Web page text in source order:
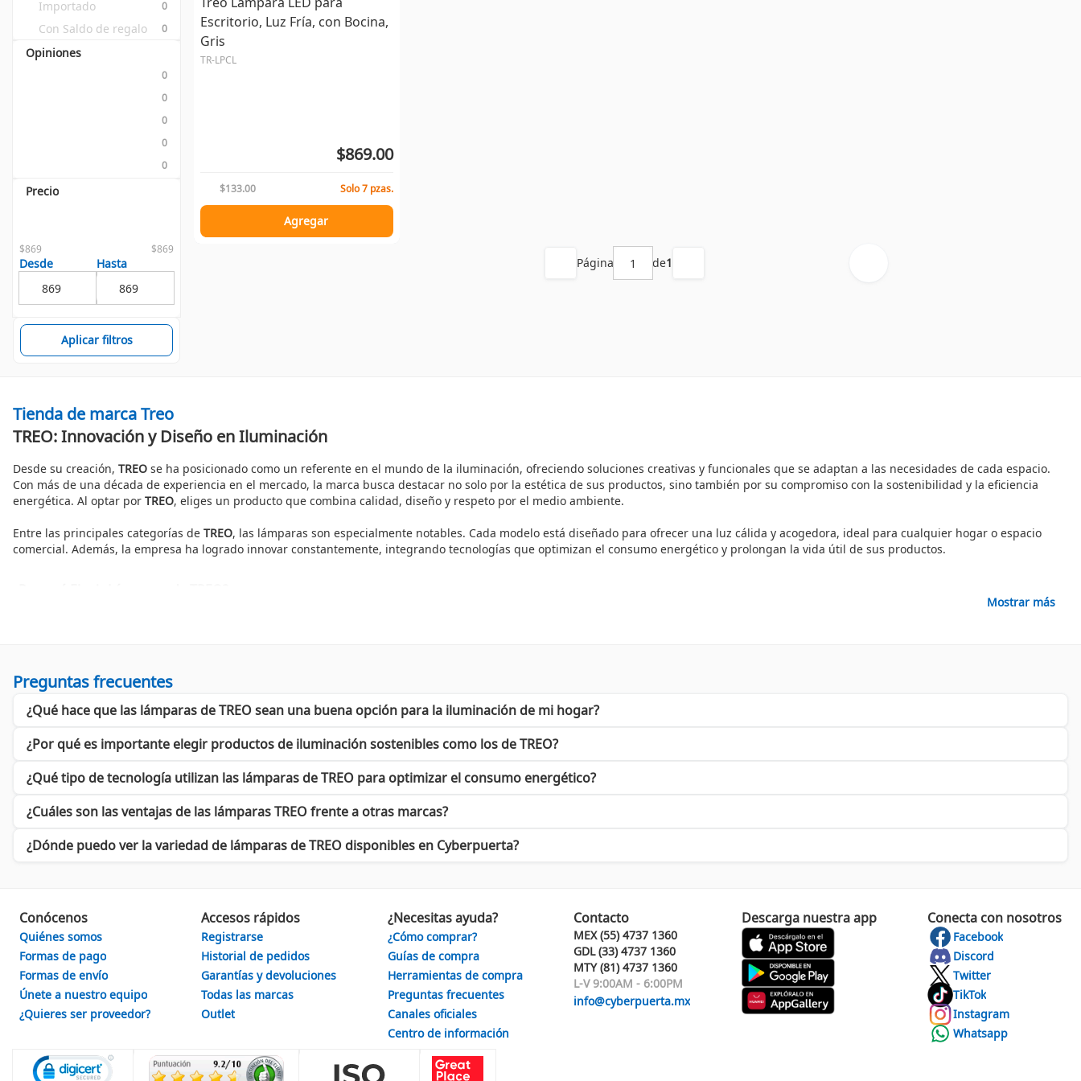
Importado 0
Con Saldo de regalo 0
Opiniones
0
0
0
0
0
Precio
$869 $869
Desde Hasta
Aplicar filtros
Escritorio, Luz Fría, con Bocina,
Gris
TR-LPCL
$869.00
$133.00 Solo 7 pzas.
Agregar
Página de1
Tienda de marca Treo
TREO: Innovación y Diseño en Iluminación
Desde su creación, TREO se ha posicionado como un referente en el mundo de la iluminación, ofreciendo soluciones creativas y funcionales que se adaptan a las necesidades de cada espacio.
Con más de una década de experiencia en el mercado, la marca busca destacar no solo por la estética de sus productos, sino también por su compromiso con la sostenibilidad y la eficiencia
energética. Al optar por TREO, eliges un producto que combina calidad, diseño y respeto por el medio ambiente.
Entre las principales categorías de TREO, las lámparas son especialmente notables. Cada modelo está diseñado para ofrecer una luz cálida y acogedora, ideal para cualquier hogar o espacio
comercial. Además, la empresa ha logrado innovar constantemente, integrando tecnologías que optimizan el consumo energético y prolongan la vida útil de sus productos.
Un Hito en el Mercado
Liderando el sector de iluminación,TREOha sido reconocida en múltiples ocasiones por su visión innovadora y su capacidad de adaptarse a las tendencias del mercado. Esto se traduce no solo
en un crecimiento sostenido, sino también en la satisfacción de miles de clientes que depositan su confianza en sus productos.
Si buscas transformar tu espacio con elegancia y funcionalidad, no puedes dejar de explorar la selección de
se adecúe a tu estilo y necesidades.
Un Futuro Brillante con TREO
Adentrarse en el mundo deTREOno solo significa optar por un producto de alta calidad, sino también ser parte de un movimiento hacia la iluminación consciente y sostenible. Cada compra es
un paso hacia un futuro más brillante y eco-amigable.
Mostrar más
Preguntas frecuentes
¿Qué hace que las lámparas de TREO sean una buena opción para la iluminación de mi hogar?
¿Por qué es importante elegir productos de iluminación sostenibles como los de TREO?
¿Qué tipo de tecnología utilizan las lámparas de TREO para optimizar el consumo energético?
¿Cuáles son las ventajas de las lámparas TREO frente a otras marcas?
¿Dónde puedo ver la variedad de lámparas de TREO disponibles en Cyberpuerta?
Conócenos
Quiénes somos
Formas de pago
Formas de envío
Únete a nuestro equipo
¿Quieres ser proveedor?
Accesos rápidos
Registrarse
Historial de pedidos
Garantías y devoluciones
Todas las marcas
Outlet
¿Necesitas ayuda?
¿Cómo comprar?
Guías de compra
Herramientas de compra
Preguntas frecuentes
Canales oficiales
Centro de información
Contacto
MEX (55) 4737 1360
GDL (33) 4737 1360
MTY (81) 4737 1360
L-V 9:00AM - 6:00PM
info@cyberpuerta.mx
Descarga nuestra app Conecta con nosotros
Facebook
Discord
Twitter
TikTok
Instagram
Whatsapp